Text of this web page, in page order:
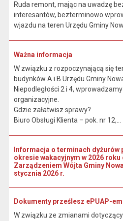
Ruda remont, mając na uwadzę
interesantów, bezterminowo
wjazdu na teren Urzędu Gminy
Ważna informacja
W związku z rozpoczynającą się
budynków A i B Urzędu Gminy
Niepodległości 2 i 4,
organizacyjne.
Gdzie załatwisz sprawy?
Biuro Obsługi Klienta – pok. nr 12,...
Informacja o terminach dyżurów
okresie wakacyjnym w 2026 roku
Zarządzeniem Wójta Gminy
stycznia 2026 r.
Dokumenty prześlesz ePUAP-
W związku ze zmianami